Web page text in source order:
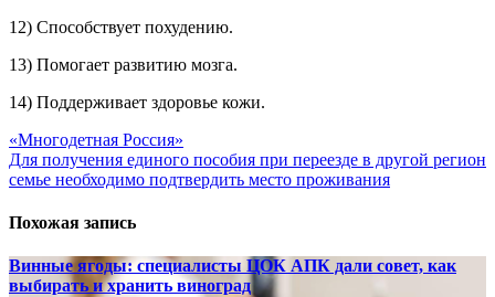
12) Способствует похудению.
13) Помогает развитию мозга.
14) Поддерживает здоровье кожи.
Навигация
по
«Многодетная Россия»
Для получения единого пособия при переезде в другой регион
семье необходимо подтвердить место проживания
Похожая запись
Винные ягоды: специалисты ЦОК АПК дали совет, как
выбирать и хранить виноград